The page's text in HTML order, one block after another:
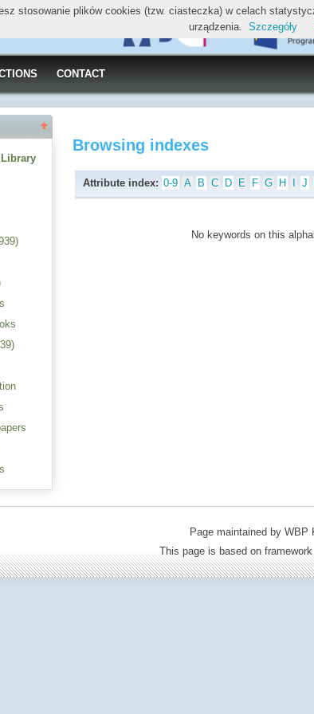
CONTACT
Browsing indexes
Attribute index: 0-9 A B C D E F G H J
No keywords on this
Page maintained by WBP
This page is based on framework
stosowanie plików cookies (tzw. ciasteczka) w celach
urządzenia. Szczegóły